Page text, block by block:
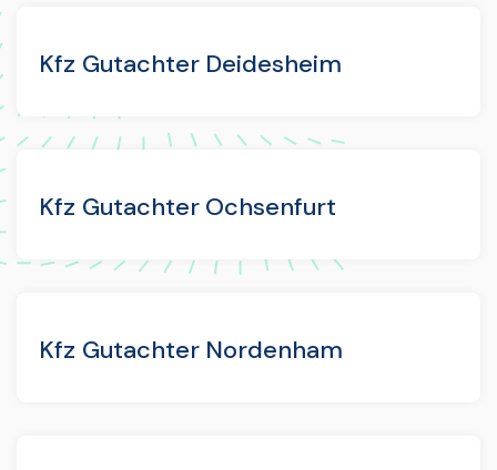
Kfz Gutachter Deidesheim
Kfz Gutachter Ochsenfurt
Kfz Gutachter Nordenham